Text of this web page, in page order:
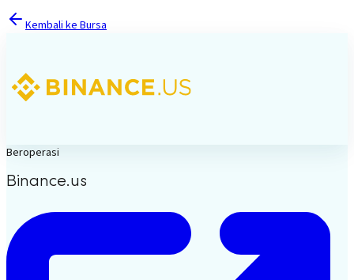
Kembali ke Bursa
Beroperasi
Binance.us